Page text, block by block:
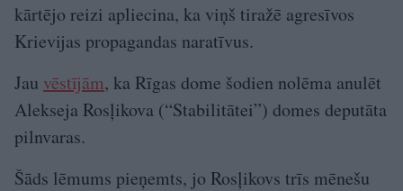
kārtējo reizi apliecina, ka viņš tiražē agresīvos
Krievijas propagandas naratīvus.
Jau vēstījām, ka Rīgas dome šodien nolēma anulēt
Alekseja Rosļikova (“Stabilitātei”) domes deputāta
pilnvaras.
Šāds lēmums pieņemts, jo Rosļikovs trīs mēnešu